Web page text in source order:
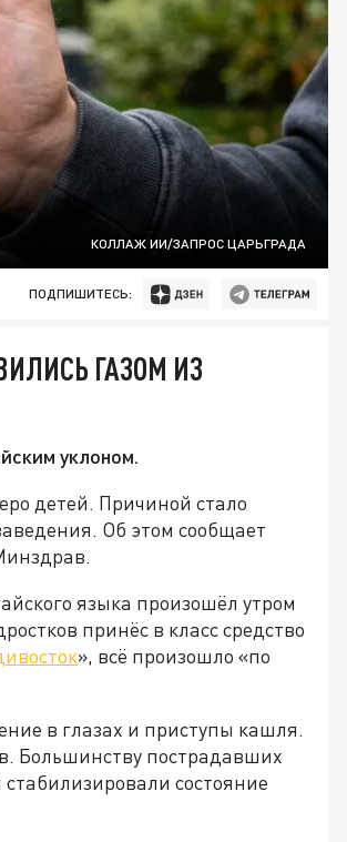
КОЛЛАЖ ИИ/ЗАПРОС ЦАРЬГРАДА
ПОДПИШИТЕСЬ:
ГАЗОМ ИЗ
уклоном.
детей. Причиной стало
Об этом сообщает
языка произошёл утром
принёс в класс средство
», всё произошло «по
в глазах и приступы кашля.
Большинству пострадавших
состояние